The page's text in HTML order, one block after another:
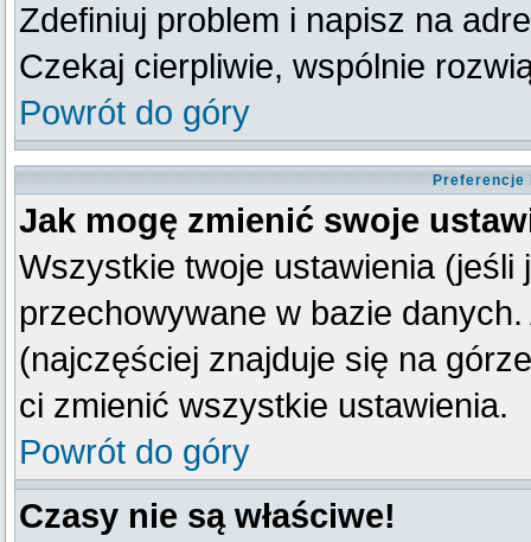
Zdefiniuj problem i napisz na
Czekaj cierpliwie, wspólnie
Powrót do góry
Preferencje
Jak mogę zmienić swoje
Wszystkie twoje ustawienia
przechowywane w bazie
(najczęściej znajduje się na
ci zmienić wszystkie ustawienia.
Powrót do góry
Czasy nie są właściwe!